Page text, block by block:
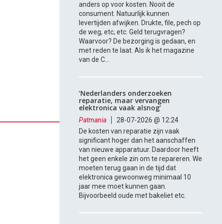
anders op voor kosten. Nooit de
consument. Natuurlijk kunnen
levertijden afwijken. Drukte, file, pech op
de weg, etc, etc. Geld terugvragen?
Waarvoor? De bezorging is gedaan, en
met reden te laat. Als ik het magazine
van de C...
‘Nederlanders onderzoeken
reparatie, maar vervangen
elektronica vaak alsnog’
Patmania
28-07-2026 @ 12:24
De kosten van reparatie zijn vaak
significant hoger dan het aanschaffen
van nieuwe apparatuur. Daardoor heeft
het geen enkele zin om te repareren. We
moeten terug gaan in de tijd dat
elektronica gewoonweg minimaal 10
jaar mee moet kunnen gaan.
Bijvoorbeeld oude met bakeliet etc.